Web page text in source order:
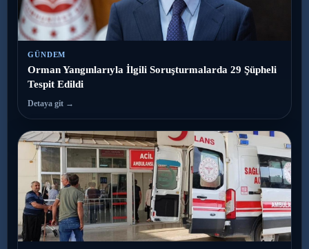
GÜNDEM
Orman Yangınlarıyla İlgili Soruşturmalarda 29 Şüpheli
Tespit Edildi
Detaya git →